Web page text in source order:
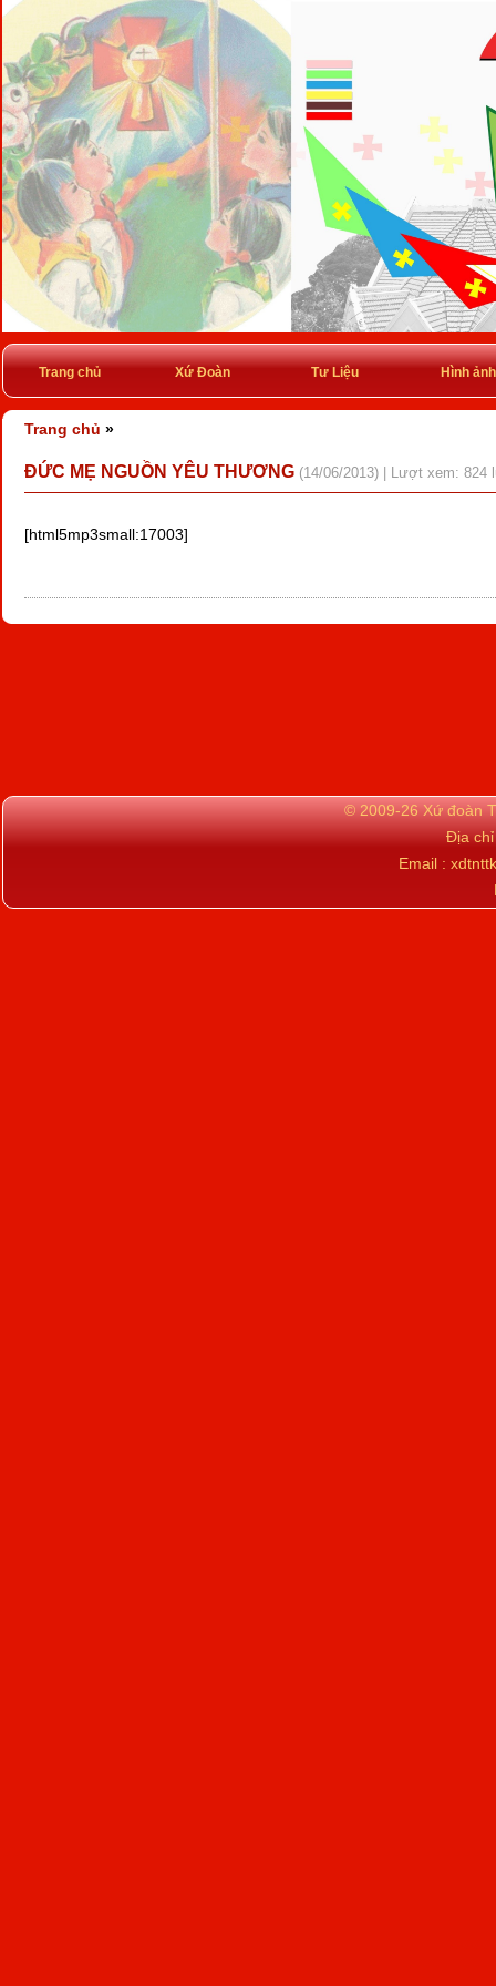
Trang chủ Xứ Đoàn Tư Liệu Hình ảnh
Trang chủ »
ĐỨC MẸ NGUỒN YÊU THƯƠNG (14/06/2013) | Lượt xem: 824
[html5mp3small:17003]
© 2009-26 Xứ đoàn
Địa
Email :